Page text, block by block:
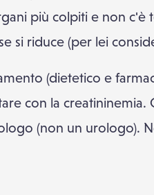
più colpiti e non
si riduce (per lei
(dietetico e
con la
(non un urologo).